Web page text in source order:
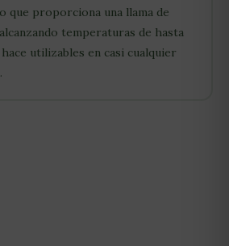
que proporciona una llama de
temperaturas de hasta
utilizables en casi cualquier